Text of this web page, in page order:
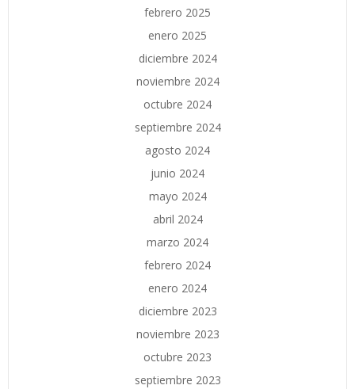
febrero 2025
enero 2025
diciembre 2024
noviembre 2024
octubre 2024
septiembre 2024
agosto 2024
junio 2024
mayo 2024
abril 2024
marzo 2024
febrero 2024
enero 2024
diciembre 2023
noviembre 2023
octubre 2023
septiembre 2023